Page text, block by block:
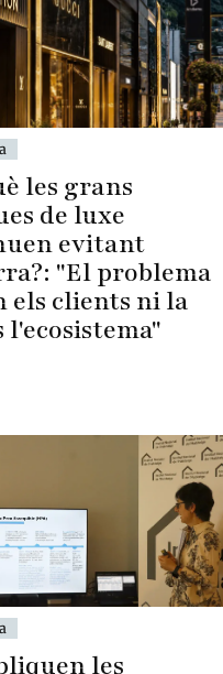
les grans
de luxe
evitant
"El problema
els clients ni la
l'ecosistema"
les